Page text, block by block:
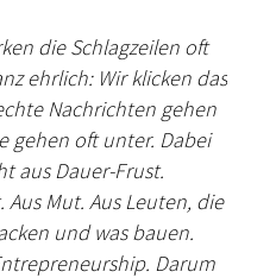
die Schlagzeilen oft
ehrlich: Wir klicken das
Nachrichten gehen
gehen oft unter. Dabei
aus Dauer-Frust.
Mut. Aus Leuten, die
und was bauen.
Darum